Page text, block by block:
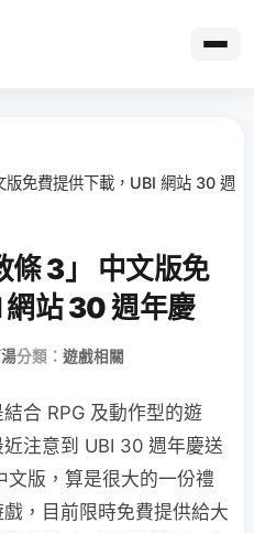
免費提供下載，UBI 網站 30 週
條 3」 中文版免
站 30 週年慶
分類： 遊戲相關
合 RPG 及動作型的遊
注意到 UBI 30 週年慶送
版，算是很大的一份禮
，目前限時免費提供給大